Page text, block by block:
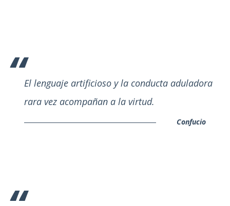
El lenguaje artificioso y la conducta aduladora
rara vez acompañan a la virtud.
Confucio